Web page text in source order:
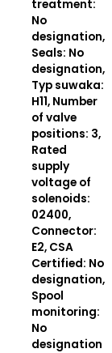
treatment:
No
designation,
Seals: No
designation,
Typ suwaka:
H11, Number
of valve
positions: 3,
Rated
supply
voltage of
solenoids:
02400,
Connector:
E2, CSA
Certified: No
designation,
Spool
monitoring:
No
designation